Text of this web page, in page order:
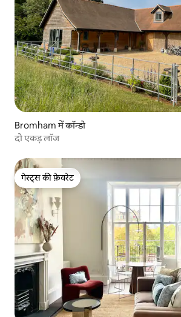
Bromham में कॉन्डो
दो एकड़ लॉज
गेस्ट्स की फ़ेवरेट
गेस्ट्स की फ़ेवरेट